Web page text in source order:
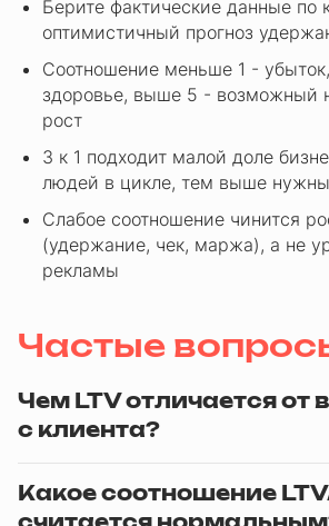
Берите фактические данные по
оптимистичный прогноз
Соотношение меньше 1 -
здоровье, выше 5 - возможный
рост
3 к 1 подходит малой доле
людей в цикле, тем выше
Слабое соотношение чинится
(удержание, чек, маржа), а не
рекламы
Частые
Чем LTV отличается от
с клиента?
Какое соотношение